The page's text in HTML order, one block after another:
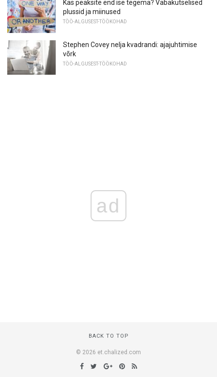
Kas peaksite end ise tegema? Vabakutselised
plussid ja miinused
TÖÖ-ALGUSEST-TÖÖKOHAD
Stephen Covey nelja kvadrandi: ajajuhtimise
võrk
TÖÖ-ALGUSEST-TÖÖKOHAD
ad
BACK TO TOP
© 2026 et.chalized.com